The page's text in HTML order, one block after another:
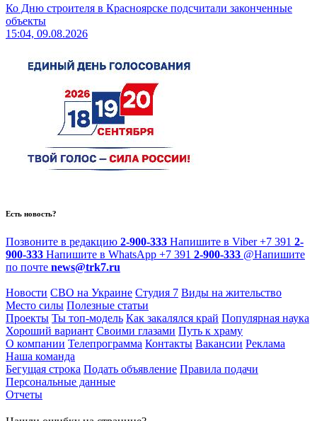
Ко Дню строителя в Красноярске подсчитали законченные
объекты
15:04, 09.08.2026
Есть новость?
Позвоните в редакцию 2-900-333 Напишите в Viber +7 391 2-
900-333 Напишите в WhatsApp +7 391 2-900-333 @Напишите
по почте news@trk7.ru
Новости СВО на Украине Студия 7 Виды на жительство
Место силы Полезные статьи
Проекты Ты топ-модель Как закалялся край Популярная наука
Хороший вариант Своими глазами Путь к храму
О компании Телепрограмма Контакты Вакансии Реклама
Наша команда
Бегущая строка Подать объявление Правила подачи
Персональные данные
Отчеты